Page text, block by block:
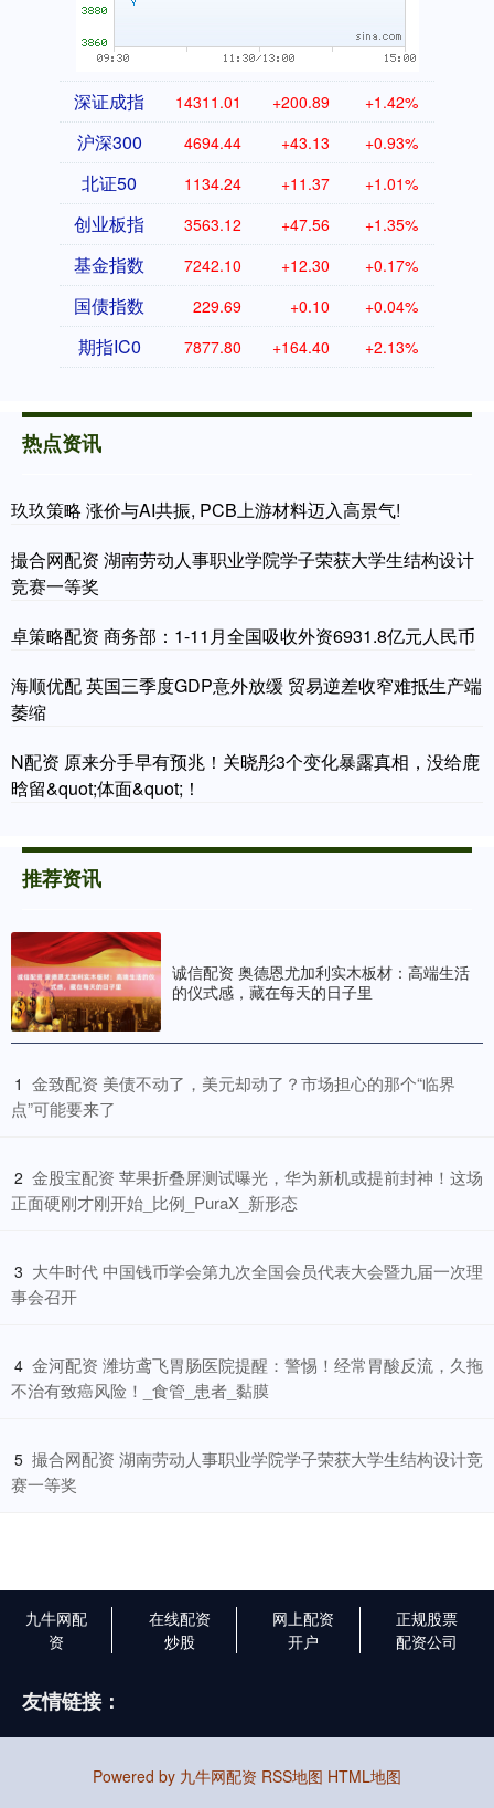
深证成指 14311.01 +200.89 +1.42%
沪深300 4694.44 +43.13 +0.93%
北证50 1134.24 +11.37 +1.01%
创业板指 3563.12 +47.56 +1.35%
基金指数 7242.10 +12.30 +0.17%
国债指数 229.69 +0.10 +0.04%
期指IC0 7877.80 +164.40 +2.13%
热点资讯
玖玖策略 涨价与AI共振, PCB上游材料迈入高景气!
撮合网配资 湖南劳动人事职业学院学子荣获大学生结构设计
竞赛一等奖
卓策略配资 商务部：1-11月全国吸收外资6931.8亿元人民币
海顺优配 英国三季度GDP意外放缓 贸易逆差收窄难抵生产端
萎缩
N配资 原来分手早有预兆！关晓彤3个变化暴露真相，没给鹿
晗留&quot;体面&quot;！
推荐资讯
诚信配资 奥德恩尤加利实木板材：高端生活
的仪式感，藏在每天的日子里
1 ​金致配资 美债不动了，美元却动了？市场担心的那个“临界
点”可能要来了
2 ​金股宝配资 苹果折叠屏测试曝光，华为新机或提前封神！这场
正面硬刚才刚开始_比例_PuraX_新形态
3 ​大牛时代 中国钱币学会第九次全国会员代表大会暨九届一次理
事会召开
4 ​金河配资 潍坊鸢飞胃肠医院提醒：警惕！经常胃酸反流，久拖
不治有致癌风险！_食管_患者_黏膜
5 ​撮合网配资 湖南劳动人事职业学院学子荣获大学生结构设计竞
赛一等奖
九牛网配
资
在线配资
炒股
网上配资
开户
正规股票
配资公司
友情链接：
Powered by 九牛网配资 RSS地图 HTML地图